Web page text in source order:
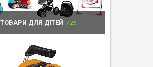
ТОВАРИ ДЛЯ ДІТЕЙ 25